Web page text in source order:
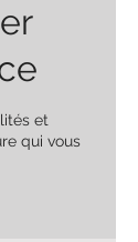
et
qui vous